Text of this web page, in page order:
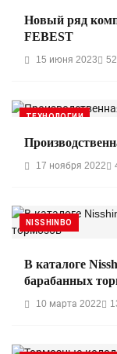
Новый ряд
FEBEST
15 июня 2023 52
ТЕХНОЛОГИИ
17 ноября 2022
NISSHINBO
В каталоге
барабанных
10 марта 2022